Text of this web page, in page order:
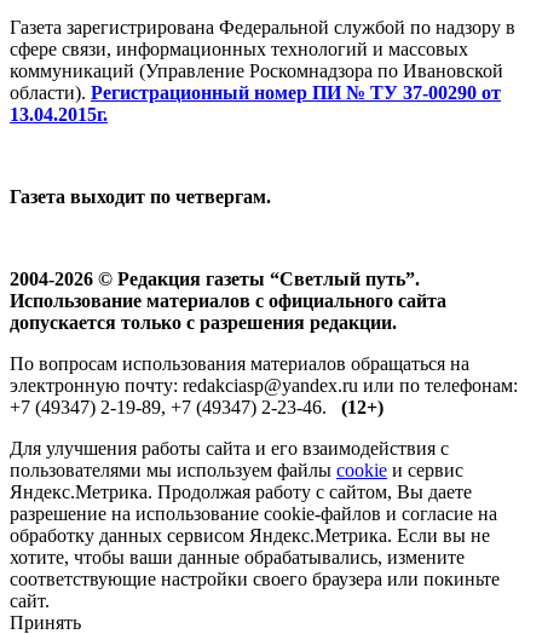
Газета зарегистрирована Федеральной службой по надзору в
сфере связи, информационных технологий и массовых
коммуникаций (Управление Роскомнадзора по Ивановской
области). Регистрационный номер ПИ № ТУ 37-00290 от
13.04.2015г.
Газета выходит по четвергам.
2004-2026 © Редакция газеты “Светлый путь”.
Использование материалов с официального сайта
допускается только с разрешения редакции.
По вопросам использования материалов обращаться на
электронную почту: redakciasp@yandex.ru или по телефонам:
+7 (49347) 2-19-89, +7 (49347) 2-23-46. (12+)
Для улучшения работы сайта и его взаимодействия с
пользователями мы используем файлы cookie и сервис
Яндекс.Метрика. Продолжая работу с сайтом, Вы даете
разрешение на использование cookie-файлов и согласие на
обработку данных сервисом Яндекс.Метрика. Если вы не
хотите, чтобы ваши данные обрабатывались, измените
соответствующие настройки своего браузера или покиньте
сайт.
Принять